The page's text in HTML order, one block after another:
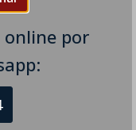
online por